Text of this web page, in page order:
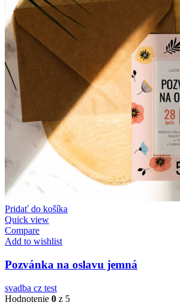
Pridať do košíka
Quick view
Compare
Add to wishlist
Pozvánka na oslavu jemná
svadba cz test
Hodnotenie 0 z 5